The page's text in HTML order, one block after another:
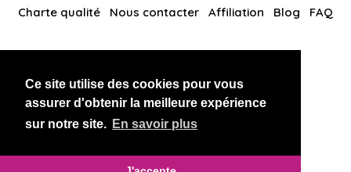
Ce site utilise des cookies pour vous
assurer d'obtenir la meilleure expérience
sur notre site. En savoir plus
Charte qualité Nous contacter Affiliation Blog FAQ
BlackAndBeauties RussianKisses